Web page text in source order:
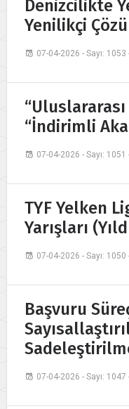
Denizcilikte
Yenilikçi
07-04-2026 - Sayı:
“Uluslararası
“İndirimli
07-04-2026 - Sayı:
TYF Yelken
Yarışları
07-04-2026 - Sayı:
Başvuru
07-04-2026 - Sayı: